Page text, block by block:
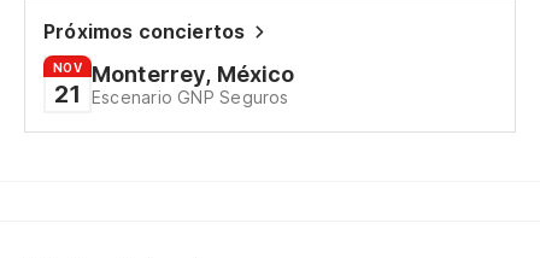
Próximos conciertos
NOV
21
Monterrey, México
Escenario GNP Seguros